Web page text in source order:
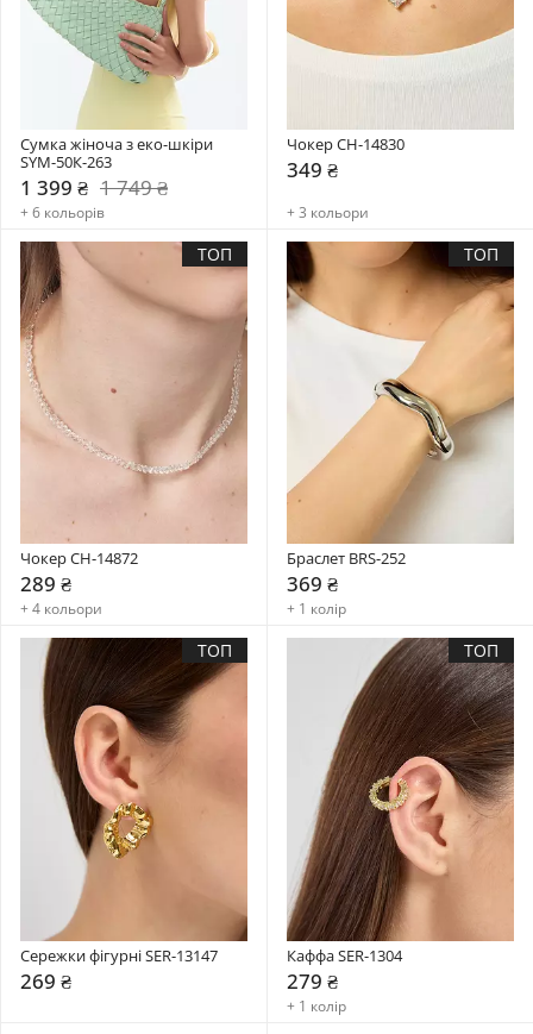
Сумка жіноча з еко-шкіри
SYM-50К-263
1 399 ₴ 1 749 ₴
+ 6 кольорів
Чокер CH-14830
349 ₴
+ 3 кольори
ТОП
Чокер CH-14872
289 ₴
+ 4 кольори
ТОП
Браслет BRS-252
369 ₴
+ 1 колір
ТОП
Сережки фігурні SER-13147
269 ₴
ТОП
Каффа SER-1304
279 ₴
+ 1 колір